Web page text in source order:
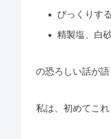
びっくりす
精製塩、白
の恐ろしい話が語
私は、初めてこ